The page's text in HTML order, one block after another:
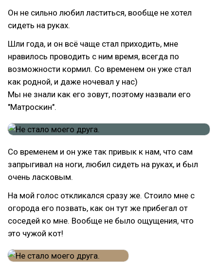
Он не сильно любил ластиться, вообще не хотел
сидеть на руках.
Шли года, и он всё чаще стал приходить, мне
нравилось проводить с ним время, всегда по
возможности кормил. Со временем он уже стал
как родной, и даже ночевал у нас)
Мы не знали как его зовут, поэтому назвали его
"Матроскин".
Со временем и он уже так привык к нам, что сам
запрыгивал на ноги, любил сидеть на руках, и был
очень ласковым.
На мой голос откликался сразу же. Стоило мне с
огорода его позвать, как он тут же прибегал от
соседей ко мне. Вообще не было ощущения, что
это чужой кот!